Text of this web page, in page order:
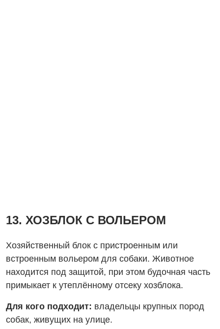
13. ХОЗБЛОК С ВОЛЬЕРОМ
Хозяйственный блок с пристроенным или
встроенным вольером для собаки. Животное
находится под защитой, при этом будочная часть
примыкает к утеплённому отсеку хозблока.
Для кого подходит: владельцы крупных пород
собак, живущих на улице.